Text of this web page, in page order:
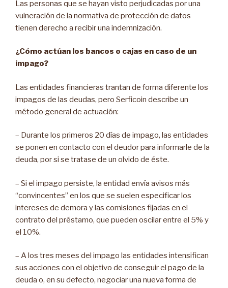
Las personas que se hayan visto perjudicadas por una
vulneración de la normativa de protección de datos
tienen derecho a recibir una indemnización.
¿Cómo actúan los bancos o cajas en caso de un
impago?
Las entidades financieras trantan de forma diferente los
impagos de las deudas, pero Serficoin describe un
método general de actuación:
– Durante los primeros 20 días de impago, las entidades
se ponen en contacto con el deudor para informarle de la
deuda, por si se tratase de un olvido de éste.
– Si el impago persiste, la entidad envía avisos más
“convincentes” en los que se suelen especificar los
intereses de demora y las comisiones fijadas en el
contrato del préstamo, que pueden oscilar entre el 5% y
el 10%.
– A los tres meses del impago las entidades intensifican
sus acciones con el objetivo de conseguir el pago de la
deuda o, en su defecto, negociar una nueva forma de